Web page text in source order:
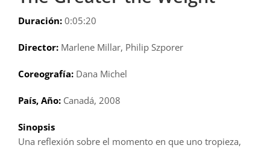
Duración: 0:05:20
Director:Marlene Millar, Philip Szporer
Coreografía:Dana Michel
País, Año:Canadá, 2008
Sinopsis
Una reflexión sobre el momento en que uno tropieza,